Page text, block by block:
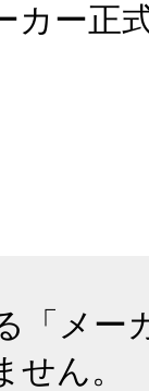
カー正
「メー
ん。